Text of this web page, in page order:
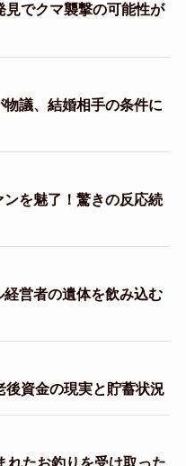
見でクマ襲撃の可能性が
議、結婚相手の条件に
を魅了！驚きの反応続
営者の遺体を飲み込む
資金の現実と貯蓄状況
れたお釣りを受け取った